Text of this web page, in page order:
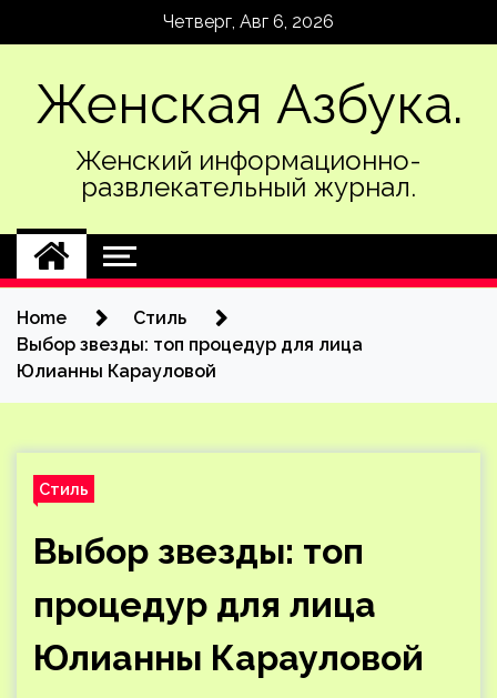
Четверг, Авг 6, 2026
Женская Азбука.
Женский информационно-
развлекательный журнал.
Home
Стиль
Выбор звезды: топ процедур для лица
Юлианны Карауловой
Стиль
Выбор звезды: топ
процедур для лица
Юлианны Карауловой